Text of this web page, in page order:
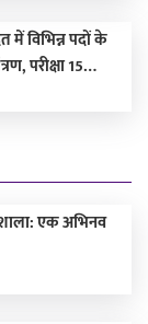
में विभिन्न पदों के
परीक्षा 15
एक अभिनव